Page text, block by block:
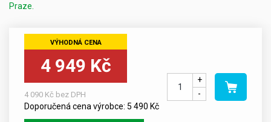
Praze.
4 949 Kč
4 090 Kč bez DPH
Doporučená cena výrobce: 5 490 Kč
+
-